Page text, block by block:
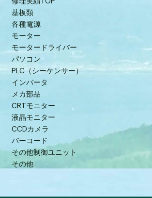
基板類
各種電源
モーター
モータードライバー
パソコン
PLC（シーケンサー）
インバータ
メカ部品
CRTモニター
液晶モニター
CCDカメラ
バーコード
その他制御ユニット
その他